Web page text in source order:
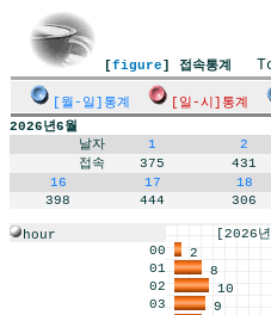
[figure] 접속통계
[월-일]통계 [일-시]통계
2026년6월
날자
1 2
접속
375 431
16
17 18
398
444 306
hour
[2026년 6
00
2
01
8
02
10
03
9